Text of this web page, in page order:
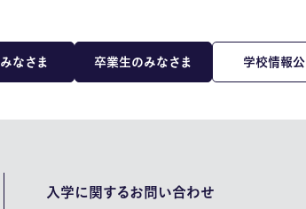
なさま 卒業生のみなさま 学校情報
入学に関するお問い合わせ